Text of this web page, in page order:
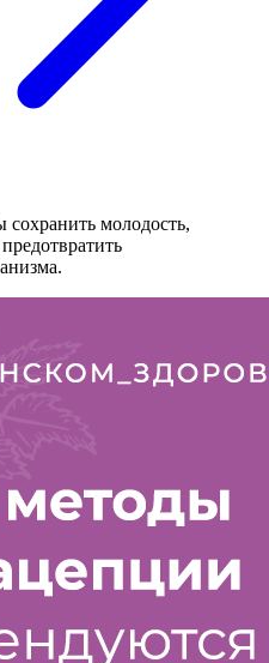
сохранить молодость,